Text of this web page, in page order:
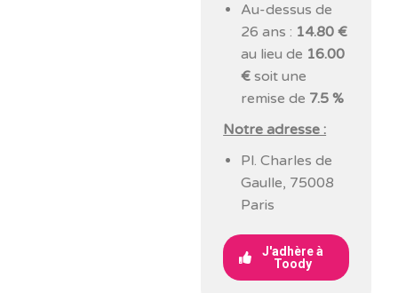
Au-dessus de
26 ans : 14.80 €
au lieu de 16.00
€soit une
remise de 7.5 %
Notre adresse :
Pl. Charles de
Gaulle, 75008
Paris
J'adhère à
Toody